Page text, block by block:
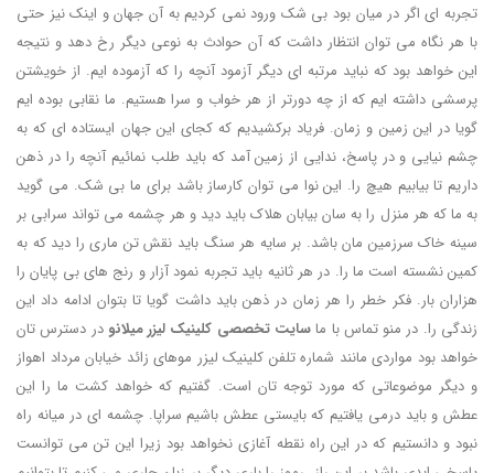
تجربه ای اگر در میان بود بی شک ورود نمی کردیم به آن جهان و اینک نیز حتی
با هر نگاه می توان انتظار داشت که آن حوادث به نوعی دیگر رخ دهد و نتیجه
این خواهد بود که نباید مرتبه ای دیگر آزمود آنچه را که آزموده ایم. از خویشتن
پرسشی داشته ایم که از چه دورتر از هر خواب و سرا هستیم. ما نقابی بوده ایم
گویا در این زمین و زمان. فریاد برکشیدیم که کجای این جهان ایستاده ای که به
چشم نیایی و در پاسخ، ندایی از زمین آمد که باید طلب نمائیم آنچه را در ذهن
داریم تا بیابیم هیچ را. این نوا می توان کارساز باشد برای ما بی شک. می گوید
به ما که هر منزل را به سان بیابان هلاک باید دید و هر چشمه می تواند سرابی بر
سینه خاک سرزمین مان باشد. بر سایه هر سنگ باید نقش تن ماری را دید که به
کمین نشسته است ما را. در هر ثانیه باید تجربه نمود آزار و رنج های بی پایان را
هزاران بار. فکر خطر را هر زمان در ذهن باید داشت گویا تا بتوان ادامه داد این
زندگی را. در منو تماس با ماسایت تخصصی کلینیک لیزر میلانو در دسترس تان
خواهد بود مواردی مانند شماره تلفن کلینیک لیزر موهای زائد خیابان مرداد اهواز
و دیگر موضوعاتی که مورد توجه تان است. گفتیم که خواهد کشت ما را این
عطش و باید درمی یافتیم که بایستی عطش باشیم سراپا. چشمه ای در میانه راه
نبود و دانستیم که در این راه نقطه آغازی نخواهد بود زیرا این تن می توانست